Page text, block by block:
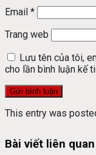
Email *
Trang web
Lưu tên của tôi,
cho lần bình luận kế
This entry was
Bài viết liên quan